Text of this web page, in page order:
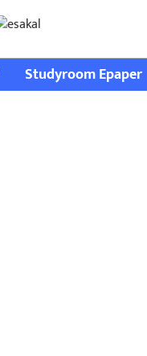
Studyroom Epaper